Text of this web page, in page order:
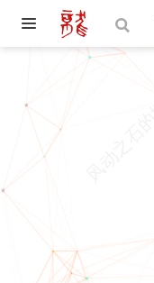
Skip to main content